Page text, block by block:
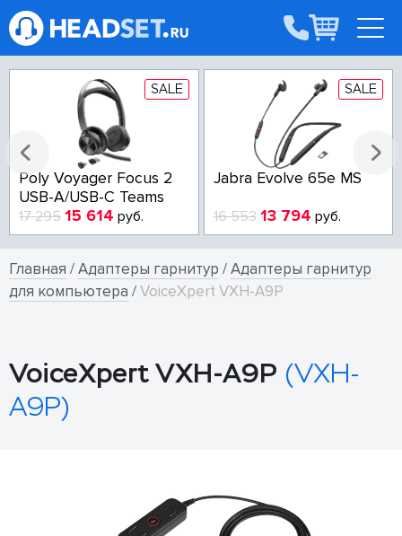
SALE
Poly Voyager Focus 2
USB-A/USB-C Teams
17 295 15 614 руб.
SALE
Jabra Evolve 65e MS
16 553 13 794 руб.
Главная /Адаптеры гарнитур /Адаптеры гарнитур
для компьютера /VoiceXpert VXH-A9P
VoiceXpert VXH-A9P (VXH-
A9P)